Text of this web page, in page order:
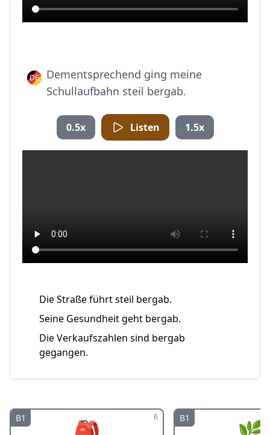
Dementsprechend ging meine
Schullaufbahn steil bergab.
0.5x Listen 1.5x
Die Straße führt steil bergab.
Seine Gesundheit geht bergab.
Die Verkaufszahlen sind bergab
gegangen.
B1 6 B1